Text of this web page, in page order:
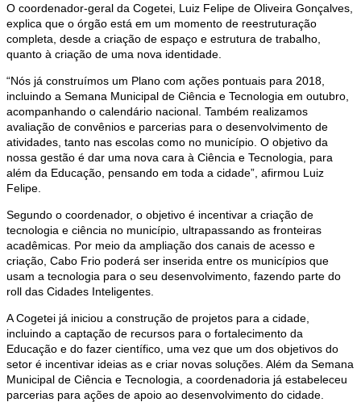
O coordenador-geral da Cogetei, Luiz Felipe de Oliveira Gonçalves,
explica que o órgão está em um momento de reestruturação
completa, desde a criação de espaço e estrutura de trabalho,
quanto à criação de uma nova identidade.
“Nós já construímos um Plano com ações pontuais para 2018,
incluindo a Semana Municipal de Ciência e Tecnologia em outubro,
acompanhando o calendário nacional. Também realizamos
avaliação de convênios e parcerias para o desenvolvimento de
atividades, tanto nas escolas como no município. O objetivo da
nossa gestão é dar uma nova cara à Ciência e Tecnologia, para
além da Educação, pensando em toda a cidade”, afirmou Luiz
Felipe.
Segundo o coordenador, o objetivo é incentivar a criação de
tecnologia e ciência no município, ultrapassando as fronteiras
acadêmicas. Por meio da ampliação dos canais de acesso e
criação, Cabo Frio poderá ser inserida entre os municípios que
usam a tecnologia para o seu desenvolvimento, fazendo parte do
roll das Cidades Inteligentes.
A Cogetei já iniciou a construção de projetos para a cidade,
incluindo a captação de recursos para o fortalecimento da
Educação e do fazer científico, uma vez que um dos objetivos do
setor é incentivar ideias as e criar novas soluções. Além da Semana
Municipal de Ciência e Tecnologia, a coordenadoria já estabeleceu
parcerias para ações de apoio ao desenvolvimento do cidade.